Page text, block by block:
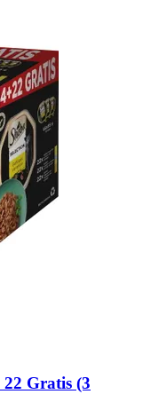
22 Gratis (3